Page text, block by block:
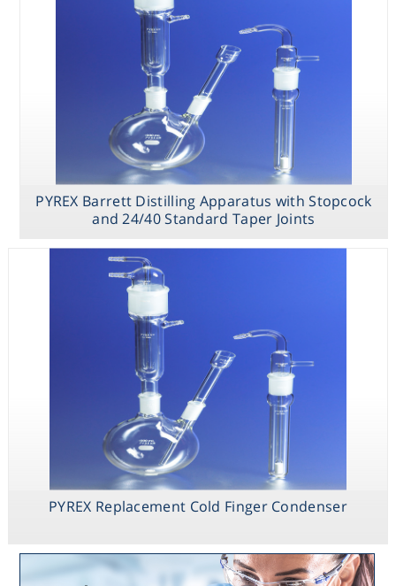
PYREX Barrett Distilling Apparatus with Stopcock
and 24/40 Standard Taper Joints
PYREX Replacement Cold Finger Condenser